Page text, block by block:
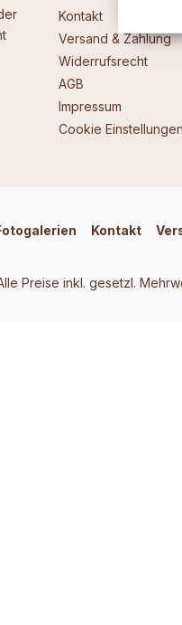
Kontakt
Versand & Zahlung
Widerrufsrecht
AGB
Impressum
Cookie Einstellungen
Kontakt
Preise inkl. gesetzl.